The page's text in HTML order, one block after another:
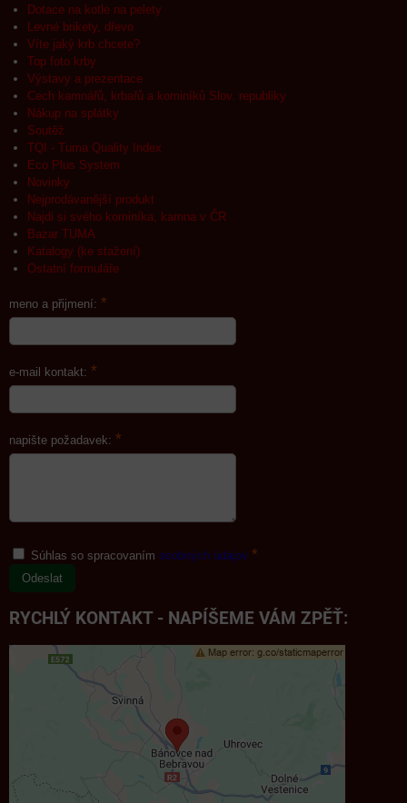
Dotace na kotle na pelety
Levné brikety, dřevo
Víte jaký krb chcete?
Top foto krby
Výstavy a prezentace
Cech kamnářů, krbařů a kominíků Slov. republiky
Nákup na splátky
Soutěž
TQI - Tuma Quality Index
Eco Plus System
Novinky
Nejprodávanější produkt
Najdi si svého kominíka, kamna v ČR
Bazar TUMA
Katalogy (ke stažení)
Ostatní formuláře
meno a přijmení: *
e-mail kontakt: *
napište požadavek: *
Súhlas so spracovaním osobných údajov *
Odeslat
RYCHLÝ KONTAKT - NAPÍŠEME VÁM ZPĚŤ: